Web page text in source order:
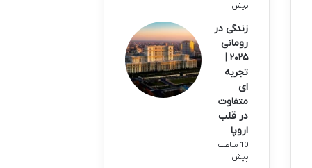
پیش
زندگی در
رومانی
۲۰۲۵ |
تجربه
ای
متفاوت
در قلب
اروپا
10 ساعت
پیش